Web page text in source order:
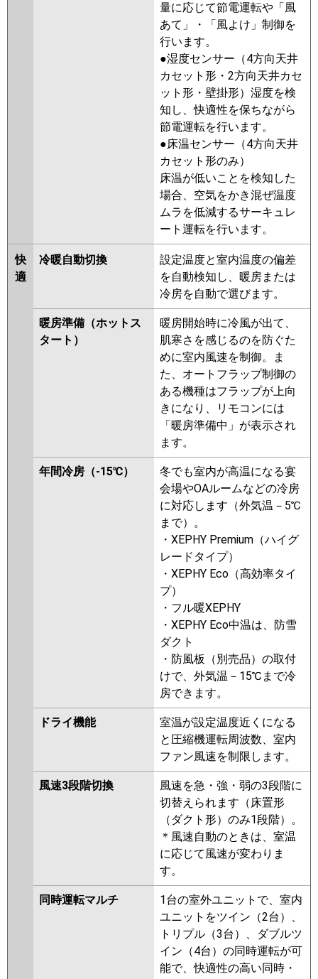
PA-P160F7HDC PA-P160F7HDNC
PDZX-HRMP160G5 PDZX-
ERMP160G5
PDZX-HRMP160G4
PDZX-ERMP160G4
HRMP160G3 PDZX-ERMP160G3
PDZX-HRMP160G2
PDZX-
ERMP160G2 PDZX-HRMP160GZ
PDZX-ERMP160GZ PDZX-
HRMP160GY PDZX-ERMP160GY
PDZX-HRMP160GV
PDZX-
ERMP160GW
PDZX-ERMP160GV
PDZX-ERMP160GR
RCB-GP160RHNP4 RCB-
GP160RSHP11 RCB-GP160RHNP3
RCB-GP160RSHP9 RCB-
GP160RHNP2 RCB-GP160RSHP8
RCB-GP160RHNP1 RCB-
GP160RSHP7 RCB-GP160RSHP6
RCB-GP160RHNP RCB-
GP160RSHP5 RCB-AP160HNP11-
RCB-AP160HNP11 RCB-
GP160RSHP4
FDRV1605HPA5SA-ca
FDRV1605HPA5SA-sil
FDRV1605HPA5S-sil
FDRV1605HPA5S-ca
FDRV1605HPA5S-canvas
FDRV1605HPA5S-silent
PA-P160F7KDNB PA-P160F7KDB
PA-P160F7HDB
PA-P160F7KDN
PA-P160F7HD
PA-P160F7HDN PA-P160F6KDB
PA-P160F6KDNB
PA-P160F6HDB
PA-P160F6HDNB
PA-P160F6KDN PA-P160F6HD
PA-P160F6HDN
量に応じて節電運転や「風
あて」・「風よけ」制御を
行います。
●湿度センサー（4方向天井
カセット形・2方向天井カセ
ット形・壁掛形）湿度を検
知し、快適性を保ちながら
節電運転を行います。
●床温センサー（4方向天井
カセット形のみ）
床温が低いことを検知した
場合、空気をかき混ぜ温度
ムラを低減するサーキュレ
ート運転を行います。
快
適
冷暖自動切換
設定温度と室内温度の偏差
を自動検知し、暖房または
冷房を自動で選びます。
暖房準備（ホットス
タート）
暖房開始時に冷風が出て、
肌寒さを感じるのを防ぐた
めに室内風速を制御。ま
た、オートフラップ制御の
ある機種はフラップが上向
きになり、リモコンには
「暖房準備中」が表示され
ます。
年間冷房（-15℃）
冬でも室内が高温になる宴
会場やOAルームなどの冷房
に対応します（外気温－5℃
まで）。
・XEPHY Premium（ハイグ
レードタイプ）
・XEPHY Eco（高効率タイ
プ）
・フル暖XEPHY
・XEPHY Eco中温は、防雪
ダクト
・防風板（別売品）の取付
けで、外気温－15℃まで冷
房できます。
ドライ機能
室温が設定温度近くになる
と圧縮機運転周波数、室内
ファン風速を制限します。
風速3段階切換
風速を急・強・弱の3段階に
切替えられます（床置形
（ダクト形）のみ1段階）。
＊風速自動のときは、室温
に応じて風速が変わりま
す。
同時運転マルチ
1台の室外ユニットで、室内
ユニットをツイン（2台）、
トリプル（3台）、ダブルツ
イン（4台）の同時運転が可
能で、快適性の高い同時・